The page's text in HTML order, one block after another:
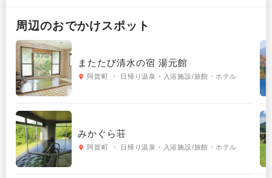
周辺のおでかけスポット
またたび清水の宿 湯元館
阿賀町 ・ 日帰り温泉・入浴施設/旅館・ホテル
みかぐら荘
阿賀町 ・ 日帰り温泉・入浴施設/旅館・ホテル